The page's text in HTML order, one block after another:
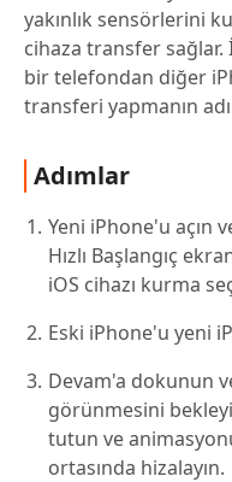
yakınlık sensörlerini
cihaza transfer sağlar.
bir telefondan diğer
transferi yapmanın
Adımlar
Yeni iPhone'u açın
Hızlı Başlangıç
iOS cihazı kurma
Eski iPhone'u yeni
Devam'a dokunun
görünmesini
tutun ve
ortasında hizalayın.